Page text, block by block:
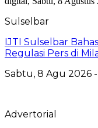
Sulselbar
IJTI Sulselbar
Regulasi Pers di
Sabtu, 8 Agu 2026 -
Advertorial